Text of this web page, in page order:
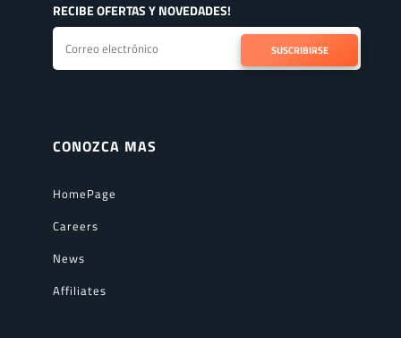
RECIBE OFERTAS Y NOVEDADES!
SUSCRIBIRSE
CONOZCA MAS
HomePage
Careers
News
Affiliates